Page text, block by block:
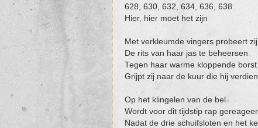
628, 630, 632, 634, 636, 638
Hier, hier moet het zijn
Met verkleumde vingers probeert zij
De rits van haar jas te beheersen
Tegen haar warme kloppende borst
Grijpt zij naar de kuur die hij
Op het klingelen van de bel
Wordt voor dit tijdstip rap
Nadat de drie schuifsloten en het